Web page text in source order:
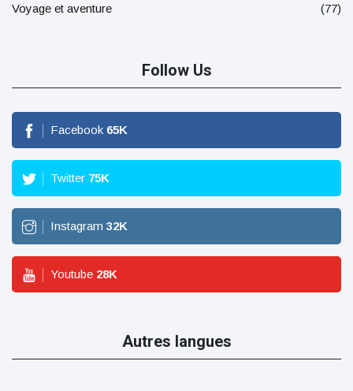
Voyage et aventure
(77)
Follow Us
Facebook 65K
Twitter 75K
Instagram 32K
Youtube 28K
Autres langues